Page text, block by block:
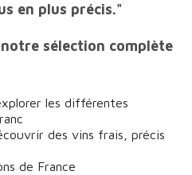
en plus précis."
sélection complète
les différentes
des vins frais, précis
de France